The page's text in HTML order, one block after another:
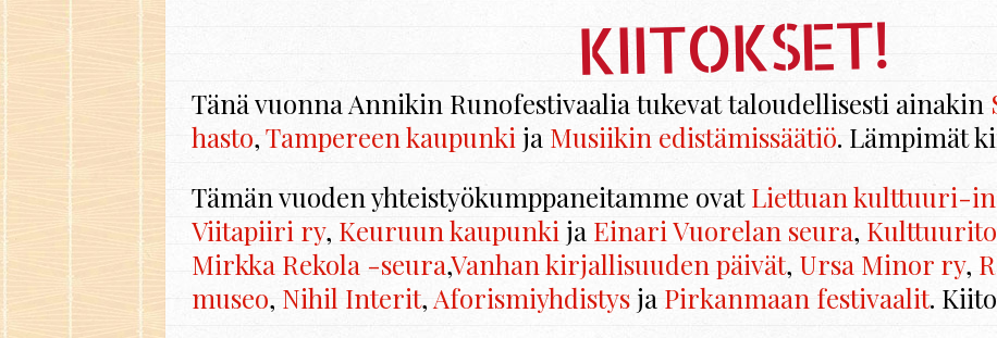
KII­TOK­SET!
Tänä vuon­na An­ni­kin Ru­no­fes­ti­vaa­lia tu­ke­vat ta­lou­del­li­ses­ti ai­na­kin
has­to,Tam­pe­reen kau­pun­ki ja Musii­kin edis­tä­mis­sää­tiö. Läm­pi­mät
Tämän vuo­den yh­teis­työ­kump­pa­nei­tam­me ovatLiet­tuan kult­tuu­ri-
Vii­ta­pii­ri ry, Keu­ruun kau­pun­ki ja Ei­na­ri Vuo­re­lan seura,
Mirk­ka Re­ko­la -seu­ra,Van­han kir­jal­li­suu­den päi­vät, Ursa Minor ry,
museo, Nihil In­te­rit, Afo­ris­miyh­dis­tys ja Pir­kan­maan fes­ti­vaa­lit.